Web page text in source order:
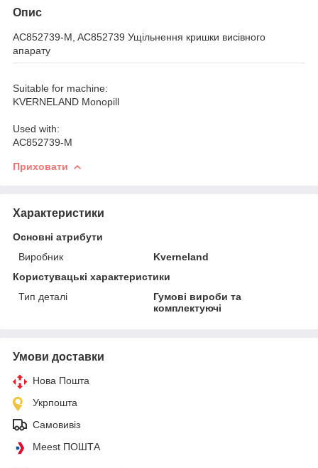
Опис
AC852739-M, AC852739 Ущільнення кришки висівного
апарату
Suitable for machine:
KVERNELAND Monopill
Used with:
AC852739-M
Приховати
Характеристики
Основні атрибути
Виробник
Kverneland
Користувацькі характеристики
Тип деталі
Гумові вироби та
комплектуючі
Умови доставки
Нова Пошта
Укрпошта
Самовивіз
Meest ПОШТА